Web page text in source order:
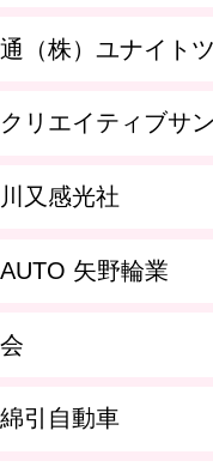
（株）ユナイト
クリエイティブサ
川又感光社
矢野輪業
綿引自動車